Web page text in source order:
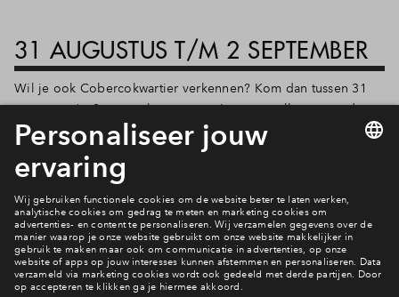
31 AUGUSTUS T/M 2 SEPTEMBER
Wil je ook Cobercokwartier verkennen? Kom dan tussen 31
augustus t/m 2 september meegenieten van alles wat er door
De Luie Hond wordt georganiseerd! Het hele programma is
nog niet bekend, maar op openingsavond worden Bob
Marley en Doe Maar geëerd door de fantastische bands Roots
Planning
Wanneer komen hier woningen?